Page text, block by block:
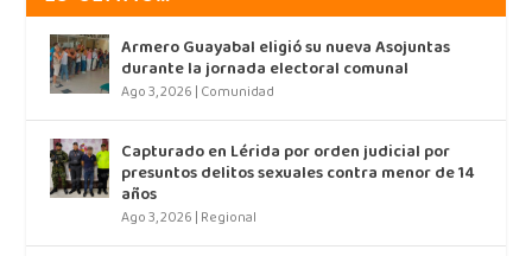
Armero Guayabal eligió su nueva Asojuntas
durante la jornada electoral comunal
Ago 3, 2026 | Comunidad
Capturado en Lérida por orden judicial por
presuntos delitos sexuales contra menor de 14
años
Ago 3, 2026 | Regional